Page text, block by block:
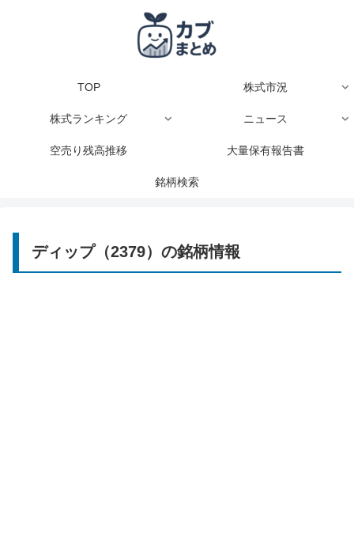
TOP 株式市況
株式ランキング ニュース
空売り残高推移 大量保有報告書
銘柄検索
ディップ（2379）の銘柄情報